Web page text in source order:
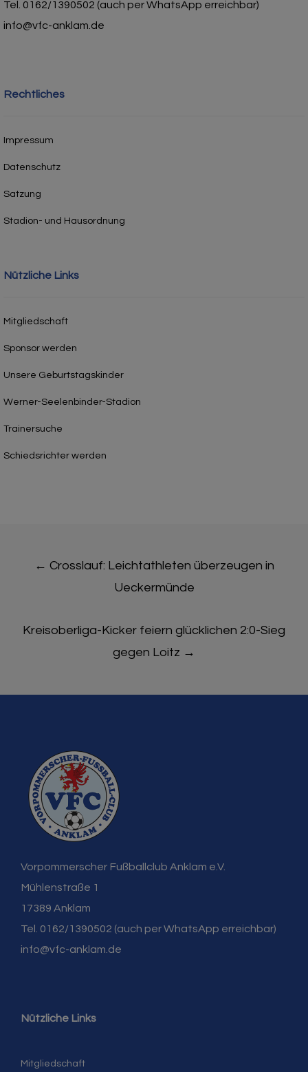
Tel. 0162/1390502 (auch per WhatsApp erreichbar)
info@vfc-anklam.de
Rechtliches
Impressum
Datenschutz
Satzung
Stadion- und Hausordnung
Nützliche Links
Mitgliedschaft
Sponsor werden
Unsere Geburtstagskinder
Werner-Seelenbinder-Stadion
Trainersuche
Schiedsrichter werden
Post
← Crosslauf: Leichtathleten überzeugen in
Ueckermünde
Kreisoberliga-Kicker feiern glücklichen 2:0-Sieg
gegen Loitz →
Vorpommerscher Fußballclub Anklam e.V.
Mühlenstraße 1
17389 Anklam
Tel. 0162/1390502 (auch per WhatsApp erreichbar)
info@vfc-anklam.de
Nützliche Links
Mitgliedschaft